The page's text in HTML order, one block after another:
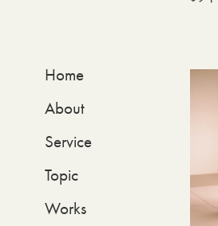
Home
About
Service
Topic
Works